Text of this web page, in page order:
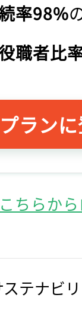
率98%
職者比
ラン
こちらか
テナビ